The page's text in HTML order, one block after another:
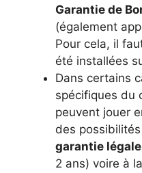
Garantie de
(également
Pour cela, il
été installées
Dans certains
spécifiques du
peuvent jouer
des
garantie
2 ans) voire à